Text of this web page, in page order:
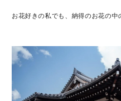
お花好きの私でも、納得のお花の中